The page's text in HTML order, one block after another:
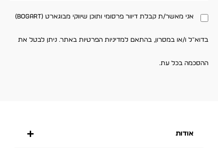
אני מאשר/ת קבלת דיוור פרסומי ותוכן שיווקי מבוגארט (BOGART)
בדוא"ל ו/או במסרון, בהתאם למדיניות הפרטיות באתר. ניתן לבטל את
ההסכמה בכל עת.
אודות